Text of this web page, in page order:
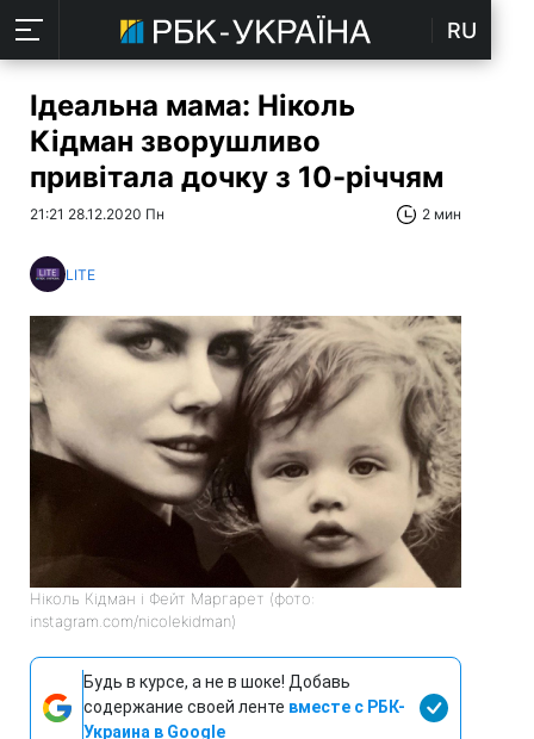
RU
Ідеальна мама: Ніколь
Кідман зворушливо
привітала дочку з 10-річчям
21:21 28.12.2020 Пн 2 мин
LITE
Ніколь Кідман і Фейт Маргарет (фото:
instagram.com/nicolekidman)
Будь в курсе, а не в шоке! Добавь
содержание своей ленте вместе с РБК-
Украина в Google